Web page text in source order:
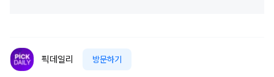
픽데일리 방문하기